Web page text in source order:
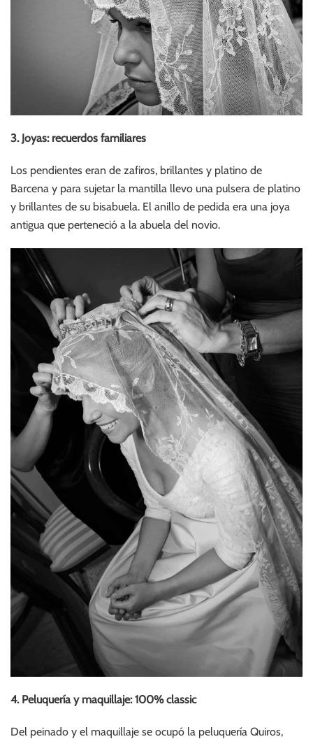
3. Joyas: recuerdos familiares
Los pendientes eran de zafiros, brillantes y platino de
Barcena y para sujetar la mantilla llevo una pulsera de platino
y brillantes de su bisabuela. El anillo de pedida era una joya
antigua que perteneció a la abuela del novio.
4. Peluquería y maquillaje: 100% classic
Del peinado y el maquillaje se ocupó la peluquería Quiros,